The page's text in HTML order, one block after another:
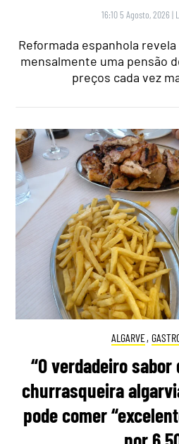
16:10 5 Agosto, 2026 |
Reformada espanhola
mensalmente uma pensão
preços cada vez
ALGARVE,
“O verdadeiro sabor
churrasqueira
pode comer